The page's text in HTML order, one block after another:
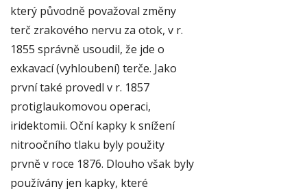
který původně považoval změny
terč zrakového nervu za otok, v r.
1855 správně usoudil, že jde o
exkavací (vyhloubení) terče. Jako
první také provedl v r. 1857
protiglaukomovou operaci,
iridektomii. Oční kapky k snížení
nitroočního tlaku byly použity
prvně v roce 1876. Dlouho však byly
používány jen kapky, které